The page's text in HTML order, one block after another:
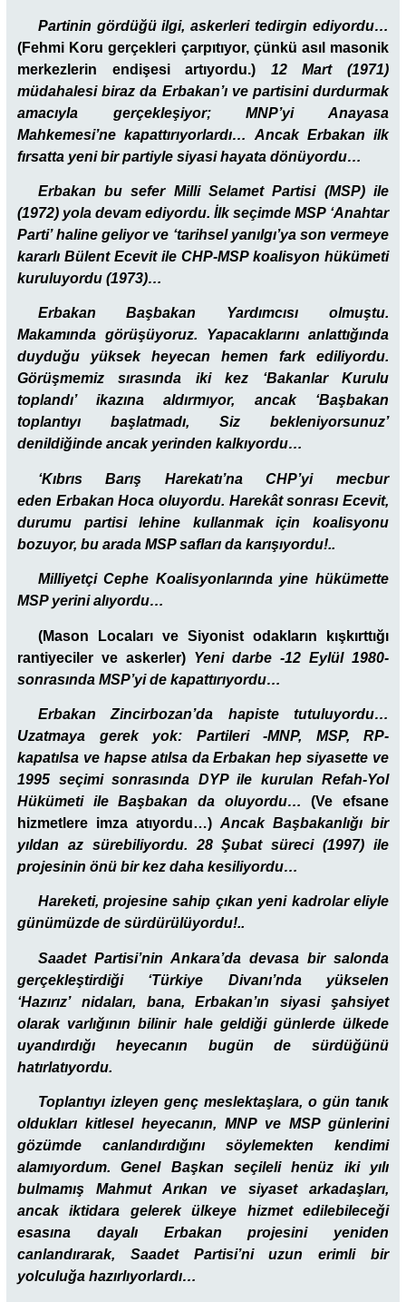
Partinin gördüğü ilgi, askerleri tedirgin ediyordu…
(Fehmi Koru gerçekleri çarpıtıyor, çünkü asıl masonik
merkezlerin endişesi artıyordu.) 12 Mart (1971)
müdahalesi biraz da Erbakan’ı ve partisini durdurmak
amacıyla gerçekleşiyor; MNP’yi Anayasa
Mahkemesi’ne kapattırıyorlardı… Ancak Erbakan ilk
fırsatta yeni bir partiyle siyasi hayata dönüyordu…
Erbakan bu sefer Milli Selamet Partisi (MSP) ile
(1972) yola devam ediyordu. İlk seçimde MSP ‘Anahtar
Parti’ haline geliyor ve ‘tarihsel yanılgı’ya son vermeye
kararlı Bülent Ecevit ile CHP-MSP koalisyon hükümeti
kuruluyordu (1973)…
Erbakan Başbakan Yardımcısı olmuştu.
Makamında görüşüyoruz. Yapacaklarını anlattığında
duyduğu yüksek heyecan hemen fark ediliyordu.
Görüşmemiz sırasında iki kez ‘Bakanlar Kurulu
toplandı’ ikazına aldırmıyor, ancak ‘Başbakan
toplantıyı başlatmadı, Siz bekleniyorsunuz’
denildiğinde ancak yerinden kalkıyordu…
‘Kıbrıs Barış Harekatı’na CHP’yi mecbur
eden Erbakan Hoca oluyordu. Harekât sonrası Ecevit,
durumu partisi lehine kullanmak için koalisyonu
bozuyor, bu arada MSP safları da karışıyordu!..
Milliyetçi Cephe Koalisyonlarında yine hükümette
MSP yerini alıyordu…
(Mason Locaları ve Siyonist odakların kışkırttığı
rantiyeciler ve askerler) Yeni darbe -12 Eylül 1980-
sonrasında MSP’yi de kapattırıyordu…
Erbakan Zincirbozan’da hapiste tutuluyordu…
Uzatmaya gerek yok: Partileri -MNP, MSP, RP-
kapatılsa ve hapse atılsa da Erbakan hep siyasette ve
1995 seçimi sonrasında DYP ile kurulan Refah-Yol
Hükümeti ile Başbakan da oluyordu…(Ve efsane
hizmetlere imza atıyordu…) Ancak Başbakanlığı bir
yıldan az sürebiliyordu. 28 Şubat süreci (1997) ile
projesinin önü bir kez daha kesiliyordu…
Hareketi, projesine sahip çıkan yeni kadrolar eliyle
günümüzde de sürdürülüyordu!..
Saadet Partisi’nin Ankara’da devasa bir salonda
gerçekleştirdiği ‘Türkiye Divanı’nda yükselen
‘Hazırız’ nidaları, bana, Erbakan’ın siyasi şahsiyet
olarak varlığının bilinir hale geldiği günlerde ülkede
uyandırdığı heyecanın bugün de sürdüğünü
hatırlatıyordu.
Toplantıyı izleyen genç meslektaşlara, o gün tanık
oldukları kitlesel heyecanın, MNP ve MSP günlerini
gözümde canlandırdığını söylemekten kendimi
alamıyordum. Genel Başkan seçileli henüz iki yılı
bulmamış Mahmut Arıkan ve siyaset arkadaşları,
ancak iktidara gelerek ülkeye hizmet edilebileceği
esasına dayalı Erbakan projesini yeniden
canlandırarak, Saadet Partisi’ni uzun erimli bir
yolculuğa hazırlıyorlardı…